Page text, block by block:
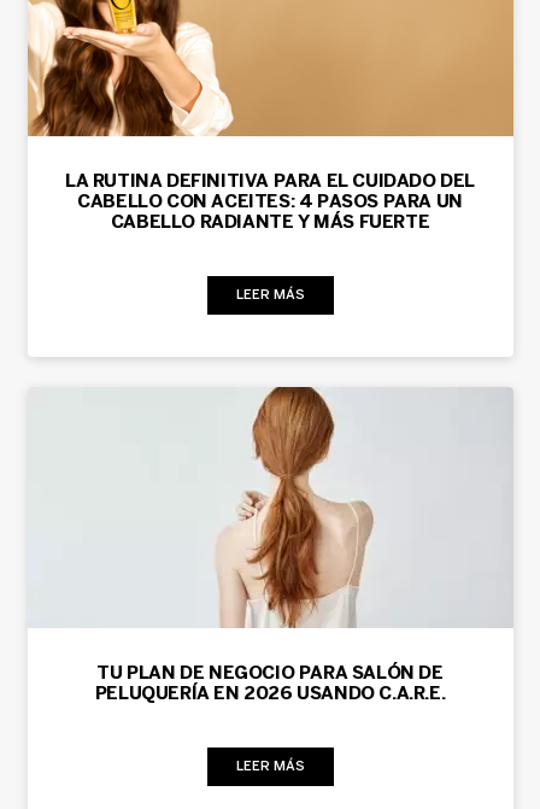
LA RUTINA DEFINITIVA PARA EL CUIDADO DEL
CABELLO CON ACEITES: 4 PASOS PARA UN
CABELLO RADIANTE Y MÁS FUERTE
LEER MÁS
TU PLAN DE NEGOCIO PARA SALÓN DE
PELUQUERÍA EN 2026 USANDO C.A.R.E.
LEER MÁS